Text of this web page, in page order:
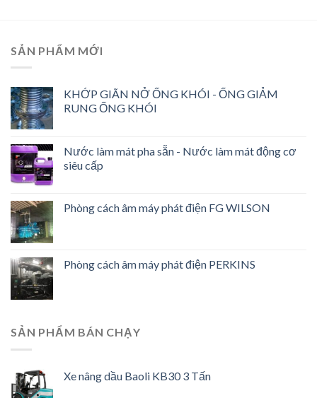
SẢN PHẨM MỚI
KHỚP GIÃN NỞ ỐNG KHÓI - ỐNG GIẢM
RUNG ỐNG KHÓI
Nước làm mát pha sẵn - Nước làm mát động cơ
siêu cấp
Phòng cách âm máy phát điện FG WILSON
Phòng cách âm máy phát điện PERKINS
SẢN PHẨM BÁN CHẠY
Xe nâng dầu Baoli KB30 3 Tấn